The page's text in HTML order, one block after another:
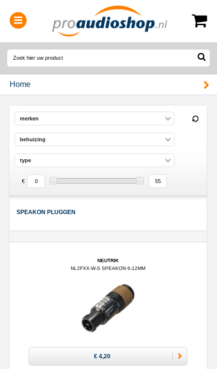
0314-364515
Home
merken
behuizing
type
€
SPEAKON PLUGGEN
NEUTRIK
NL2FXX-W-S SPEAKON 6-12MM
€ 4,20